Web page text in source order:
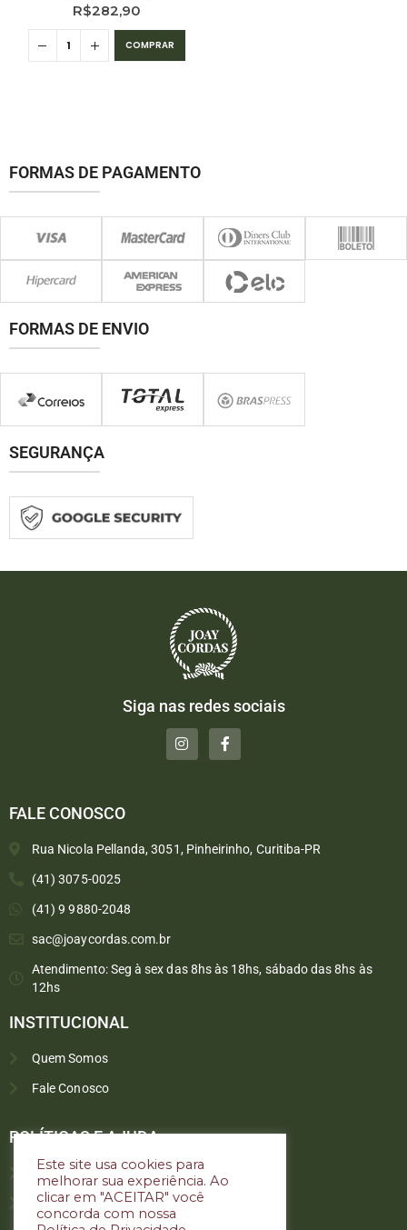
R$282,90
COMPRAR
FORMAS DE PAGAMENTO
FORMAS DE ENVIO
SEGURANÇA
Siga nas redes sociais
FALE CONOSCO
Rua Nicola Pellanda, 3051, Pinheirinho, Curitiba-PR
(41) 3075-0025
(41) 9 9880-2048
sac@joaycordas.com.br
Atendimento: Seg à sex das 8hs às 18hs, sábado das 8hs às
12hs
INSTITUCIONAL
Quem Somos
Fale Conosco
POLÍTICAS E AJUDA
Política de troca e devoluções
Política de privacidade
Este site usa cookies para
melhorar sua experiência. Ao
clicar em "ACEITAR" você
concorda com nossa
Atendimento